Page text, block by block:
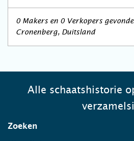
0 Makers en 0 Verkopers
Cronenberg, Duitsland
Alle schaatshistorie
Zoeken